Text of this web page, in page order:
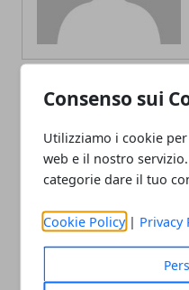
Consenso sui
Utilizziamo i cookie
web e il nostro
categorie dare il tuo
Cookie Policy | Privacy